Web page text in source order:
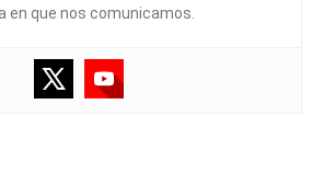
en que nos comunicamos.